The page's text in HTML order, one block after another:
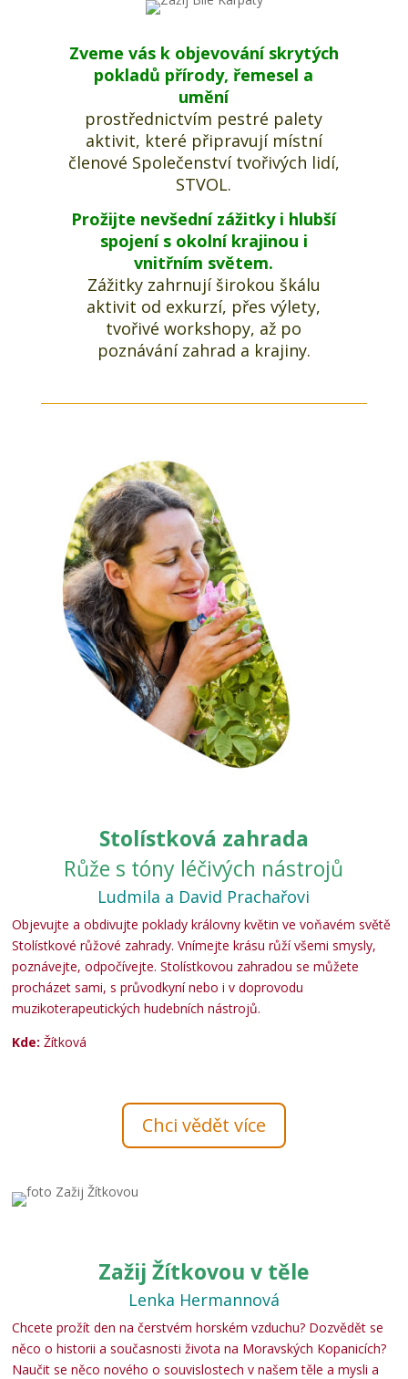
Zveme vás k objevování skrytých
pokladů přírody, řemesel a
umění
prostřednictvím pestré palety
aktivit, které připravují místní
členové Společenství tvořivých lidí,
STVOL.
Prožijte nevšední zážitky i hlubší
spojení s okolní krajinou i
vnitřním světem.
Zážitky zahrnují širokou škálu
aktivit od exkurzí, přes výlety,
tvořivé workshopy, až po
poznávání zahrad a krajiny.
Stolístková zahrada
Růže s tóny léčivých nástrojů
Ludmila a David Prachařovi
Objevujte a obdivujte poklady královny květin ve voňavém světě
Stolístkové růžové zahrady. Vnímejte krásu růží všemi smysly,
poznávejte, odpočívejte. Stolístkovou zahradou se můžete
procházet sami, s průvodkyní nebo i v doprovodu
muzikoterapeutických hudebních nástrojů.
Kde: Žítková
Chci vědět více
Zažij Žítkovou v těle
Lenka Hermannová
Chcete prožít den na čerstvém horském vzduchu? Dozvědět se
něco o historii a současnosti života na Moravských Kopanicích?
Naučit se něco nového o souvislostech v našem těle a mysli a